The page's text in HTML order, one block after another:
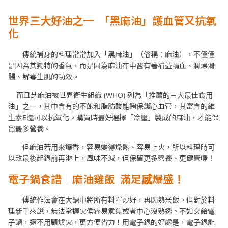
世界三大好油之一
「黑麻油」護血管又抗氧
化
傳統補身的料理常常加入「黑麻油」（俗稱：麻油），不僅僅
是因為其獨特的香氣，而是因為麻油在中醫有著補益精血、潤燥滑
腸、解毒生肌的功效。
而且芝麻油被世界衛生組織 (WHO) 列為「推薦的三大最佳食用
油」之一，其中含有的不飽和脂肪酸能夠保護心血管，其富含的維
生素E還可以抗氧化。購買時最好選擇「冷壓」製成的麻油，才能保
留最多營養。
但麻油若用來爆香，容易變得燥熱、容易上火，所以料理時可
以改最後起鍋前再淋上，風味不減，但保留更多營養、更健康喔！
電子鍋食譜｜麻油雞飯 滿足感爆盛！
傳統作法會在大鍋中將所有料拌炒好，再悶熟米飯。但對於料
理新手來說，無法掌握火侯容易煮焦或者中心沒熟透。不如交給電
子鍋，還不用顧爐火，更方便省力！用電子鍋的好處是，電子鍋能